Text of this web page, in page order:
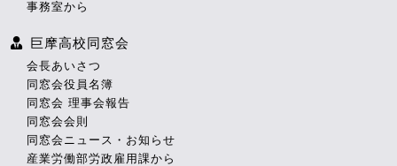
事務室から
巨摩高校同窓会
会長あいさつ
同窓会役員名簿
同窓会 理事会報告
同窓会会則
同窓会ニュース・お知らせ
産業労働部労政雇用課から